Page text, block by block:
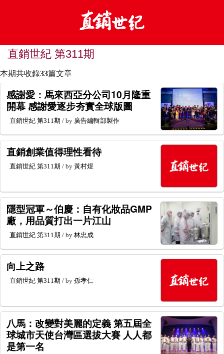
直銷世紀 第311期
本期共收錄33篇文章
感謝愛：馬來西亞分公司10月隆重
開幕 感謝愛逐步夯實全球版圖
直銷世紀 第311期 / by 廣告編輯部製作
直銷創業值得理性看待
直銷世紀 第311期 / by 黃村煜
隱型冠軍～伯慶：自有化妝品GMP
廠，用品質打出一片江山
直銷世紀 第311期 / by 林忠成
向上之路
直銷世紀 第311期 / by 孫孝仁
八馬：改變對美麗的定義 第五屆全
球城市天使台灣區選拔大賽 人人都
是第一名